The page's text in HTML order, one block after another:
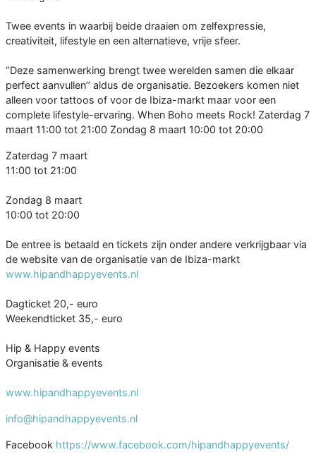
Twee events in waarbij beide draaien om zelfexpressie,
creativiteit, lifestyle en een alternatieve, vrije sfeer.
‘’Deze samenwerking brengt twee werelden samen die elkaar
perfect aanvullen’’ aldus de organisatie. Bezoekers komen niet
alleen voor tattoos of voor de Ibiza-markt maar voor een
complete lifestyle-ervaring. When Boho meets Rock! Zaterdag 7
maart 11:00 tot 21:00 Zondag 8 maart 10:00 tot 20:00
Zaterdag 7 maart
11:00 tot 21:00
Zondag 8 maart
10:00 tot 20:00
De entree is betaald en tickets zijn onder andere verkrijgbaar via
de website van de organisatie van de Ibiza-markt
www.hipandhappyevents.nl
Dagticket 20,- euro
Weekendticket 35,- euro
Hip & Happy events
Organisatie & events
www.hipandhappyevents.nl
info@hipandhappyevents.nl
Facebook https://www.facebook.com/hipandhappyevents/